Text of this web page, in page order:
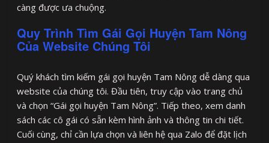
càng được ưa chuộng.
Quy Trình Tìm Gái Gọi Huyện Tam Nông
Của Website Chúng Tôi
Quý khách tìm kiếm gái gọi huyện Tam Nông dễ dàng qua
website của chúng tôi. Đầu tiên, truy cập vào trang chủ
và chọn “Gái gọi huyện Tam Nông”. Tiếp theo, xem danh
sách các cô gái có sẵn kèm hình ảnh và thông tin chi tiết.
Cuối cùng, chỉ cần lựa chọn và liên hệ qua Zalo để đặt lịch